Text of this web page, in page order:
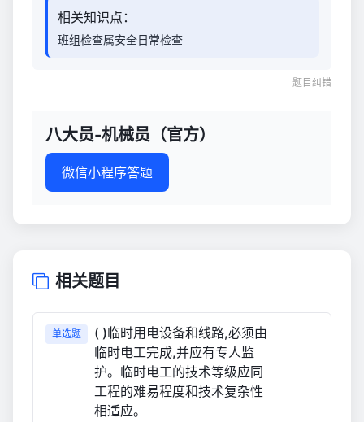
相关知识点：
班组检查属安全日常检查
题目纠错
八大员-机械员（官方）
微信小程序答题
相关题目
单选题
( )临时用电设备和线路,必须由
临时电工完成,并应有专人监
护。临时电工的技术等级应同
工程的难易程度和技术复杂性
相适应。